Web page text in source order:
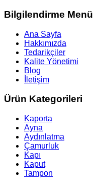
Bilgilendirme Menü
Ana Sayfa
Hakkımızda
Tedarikçiler
Kalite Yönetimi
Blog
İletişim
Ürün Kategorileri
Kaporta
Ayna
Aydınlatma
Çamurluk
Kapı
Kaput
Tampon